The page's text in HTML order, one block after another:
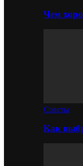
Чем
Советы
Как